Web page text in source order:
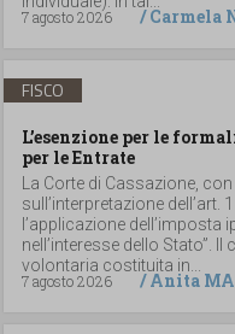
7 agosto 2026
/Carmela
FISCO
L’esenzione per le
per le Entrate
La Corte di Cassazione,
sull’interpretazione dell’art.
l’applicazione dell’imposta
nell’interesse dello Stato”.
volontaria costituita in...
7 agosto 2026
/Anita